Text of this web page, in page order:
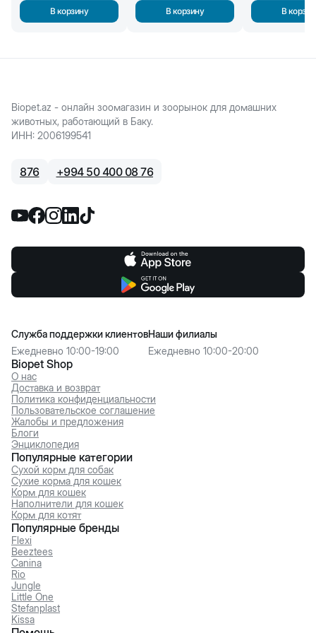
В корзину В корзину В
Biopet.az - онлайн зоомагазин и зоорынок для домашних
животных, работающий в Баку.
ИНН: 2006199541
876 +994 50 400 08 76
Biopet Shop
О нас
Доставка и возврат
Политика конфиденциальности
Пользовательское соглашение
Жалобы и предложения
Блоги
Энциклопедия
Служба поддержки клиентов
Ежедневно 10:00-19:00
Наши филиалы
Ежедневно 10:00-20:00
Популярные категории
Сухой корм для собак
Сухие корма для кошек
Корм для кошек
Наполнители для кошек
Корм для котят
Популярные бренды
Flexi
Beeztees
Canina
Rio
Jungle
Little One
Stefanplast
Kissa